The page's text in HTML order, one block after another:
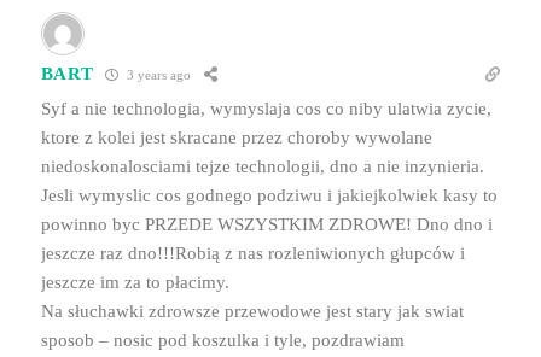
BART 3 years ago
Syf a nie technologia, wymyslaja cos co niby ulatwia zycie,
ktore z kolei jest skracane przez choroby wywolane
niedoskonalosciami tejze technologii, dno a nie inzynieria.
Jesli wymyslic cos godnego podziwu i jakiejkolwiek kasy to
powinno byc PRZEDE WSZYSTKIM ZDROWE! Dno dno i
jeszcze raz dno!!!Robią z nas rozleniwionych głupców i
jeszcze im za to płacimy.
Na słuchawki zdrowsze przewodowe jest stary jak swiat
sposob – nosic pod koszulka i tyle, pozdrawiam